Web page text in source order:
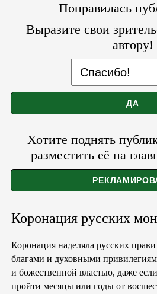
Понравилась
Выразите свои
автору!
Хотите поднять
разместить её на
Коронация русских
Коронация наделяла русских
благами и духовными
и божественной властью, даже
пройти месяцы или годы от